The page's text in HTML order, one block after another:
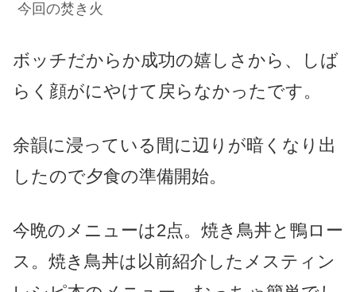
今回の焚き火
ボッチだからか成功の嬉しさから、しば
らく顔がにやけて戻らなかったです。
余韻に浸っている 間 に辺りが暗くなり出
したので夕食の準備開始。
今晩のメニューは2点。焼き鳥丼と鴨ロー
ス。焼き鳥丼は以前紹介したメスティン